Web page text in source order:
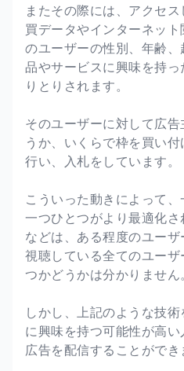
またその際には、アクセ
買データやインターネッ
のユーザーの性別、年齢
品やサービスに興味を持
りとりされます。
そのユーザーに対して広
うか、いくらで枠を買い
行い、入札をしています。
こういった動きによって
一つひとつがより最適化
などは、ある程度のユーザ
視聴している全てのユー
つかどうかは分かりません。
しかし、上記のような技
に興味を持つ可能性が高
広告を配信することができ